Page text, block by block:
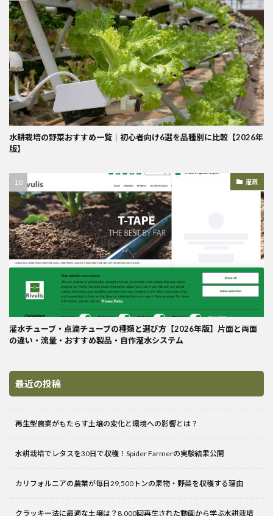
水耕栽培の野菜おすすめ一覧｜初心者向け6選を品種別に比較【2026年
版】
灌漑
灌水チューブ・点滴チューブの種類と選び方【2026年版】片面と両面
の違い・流量・おすすめ製品・自作灌水システム
最近の投稿
再生型農業がもたらす土壌の変化と環境への影響とは？
水耕栽培でレタスを30日で収穫！Spider Farmerの実験結果公開
カリフォルニアの農業が毎日29,500トンの果物・野菜を収穫する理由
クラッキー法に最適な土壌は？8,000回再生された動画から学ぶ水耕栽培